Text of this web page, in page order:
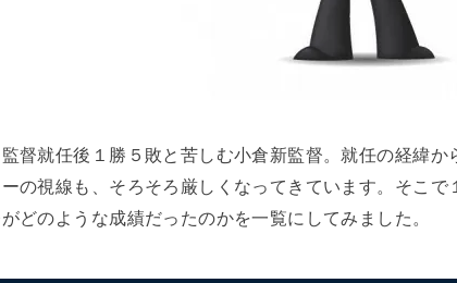
督就任後１勝５敗と苦しむ小倉新監督。就任の経緯か
の視線も、そろそろ厳しくなってきています。そこ
どのような成績だったのかを一覧にしてみました。